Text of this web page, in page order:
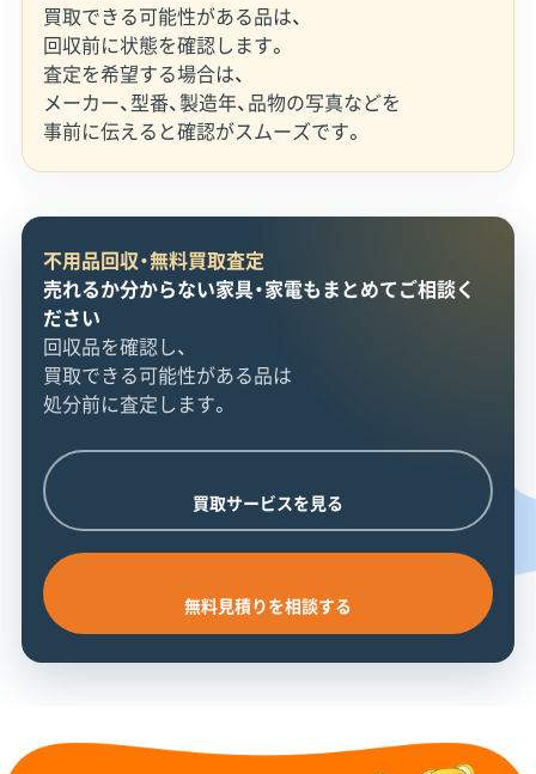
買取できる可能性がある品は、
回収前に状態を確認します。
査定を希望する場合は、
メーカー、型番、製造年、品物の写真などを
事前に伝えると確認がスムーズです。
不用品回収・無料買取査定
売れるか分からない家具・家電もまとめてご相談く
ださい
回収品を確認し、
買取できる可能性がある品は
処分前に査定します。
買取サービスを見る
無料見積りを相談する